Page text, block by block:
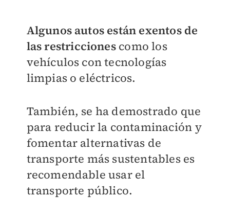
Algunos autos están exentos de
las restriccionescomo los
vehículos con tecnologías
limpias o eléctricos.
También, se ha demostrado que
para reducir la contaminación y
fomentar alternativas de
transporte más sustentables es
recomendable usar el
transporte público.